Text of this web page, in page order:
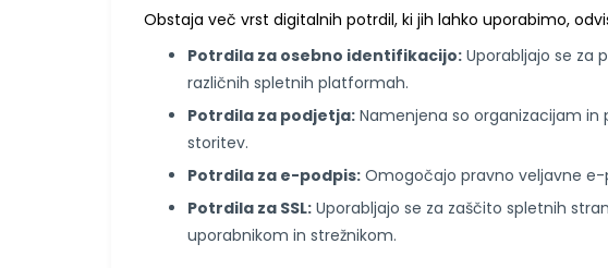
Obstaja več vrst digitalnih potrdil, ki jih lahko uporabimo,
Potrdila za osebno identifikacijo: Uporabljajo se za
različnih spletnih platformah.
Potrdila za podjetja: Namenjena so organizacijam
storitev.
Potrdila za e-podpis: Omogočajo pravno veljavne
Potrdila za SSL: Uporabljajo se za zaščito spletnih
uporabnikom in strežnikom.